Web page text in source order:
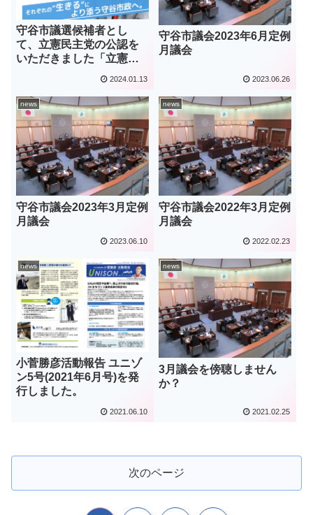
守谷市議選候補者とし
て、立憲民主党の公認を
いただきました「立憲民
2024.01.13
守谷市議会2023年6月定例
月議会
2023.06.26
news
守谷市議会2023年3月定例
月議会
2023.06.10
news
守谷市議会2022年3月定例
月議会
2022.02.23
news
小菅勝彦活動報告 ユニゾ
ン5号(2021年6月号)を発
行しました。
2021.06.10
news
3月議会を傍聴しません
か？
2021.02.25
次のページ